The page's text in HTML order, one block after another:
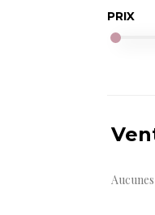
PRIX